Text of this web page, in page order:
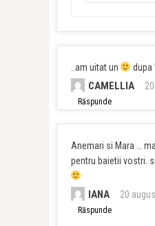
..am uitat un dupa
CAMELLIA
Răspunde
Anemari si Mara …
pentru baietii vostri.
IANA 20
Răspunde